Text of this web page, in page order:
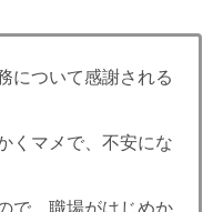
について感謝される
くマメで、不安にな